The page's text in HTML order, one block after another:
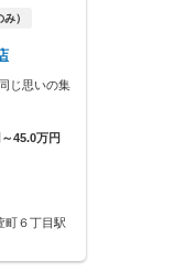
）
じ思いの集
45.0万円
町６丁目駅